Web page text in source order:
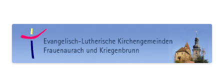
Frauenaurach-Kriegenbrunn